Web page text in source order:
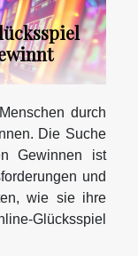
durch
Die Suche
Gewinnen ist
und
wie sie ihre
Glücksspiel